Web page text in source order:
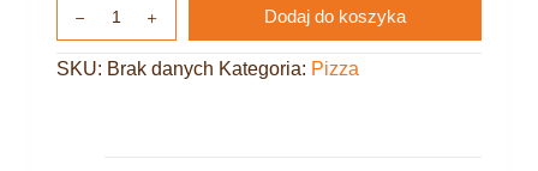
Dodaj do koszyka
SKU: Brak danych Kategoria: Pizza